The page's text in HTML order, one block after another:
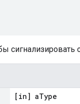
сигнализировать
[in] aType